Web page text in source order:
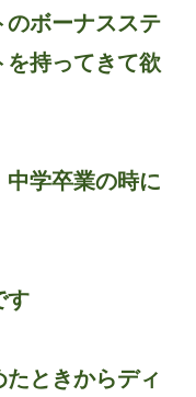
のボーナスステ
を持ってきて欲
学卒業の時に
す
ときからディ